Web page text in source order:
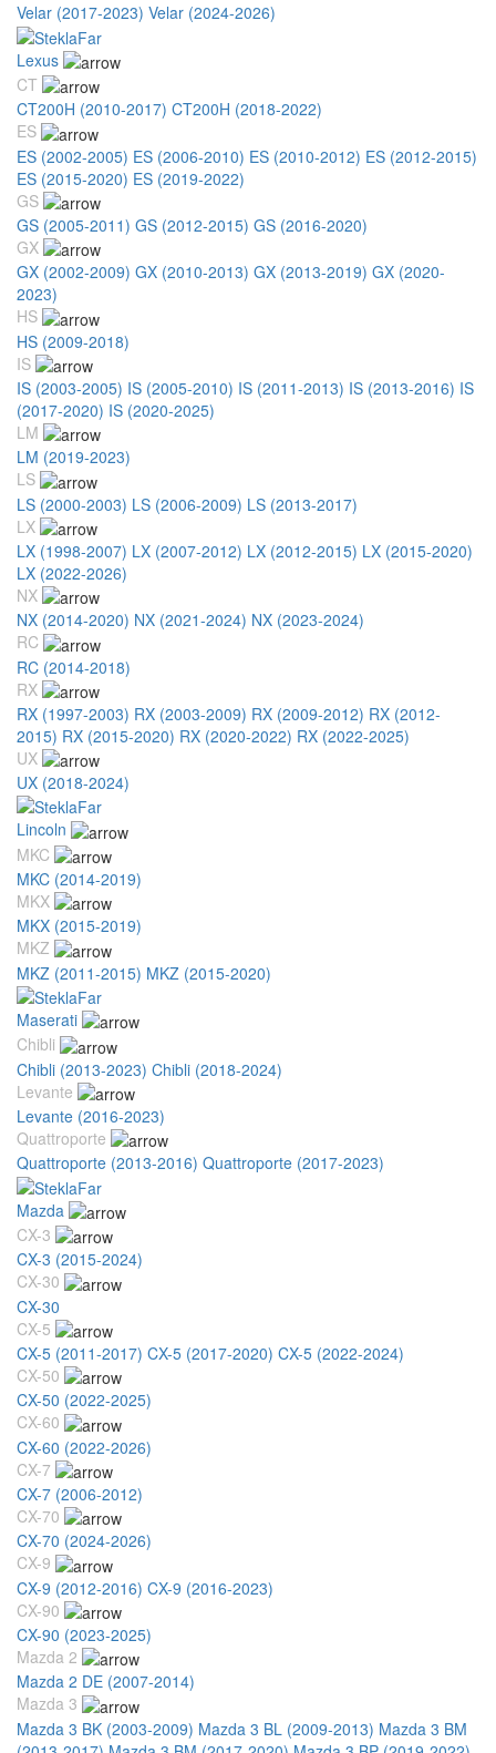
Velar (2017-2023) Velar (2024-2026)
Lexus
CT
CT200H (2010-2017) CT200H (2018-2022)
ES
ES (2002-2005) ES (2006-2010) ES (2010-2012) ES (2012-2015)
ES (2015-2020) ES (2019-2022)
GS
GS (2005-2011) GS (2012-2015) GS (2016-2020)
GX
GX (2002-2009) GX (2010-2013) GX (2013-2019) GX (2020-
2023)
HS
HS (2009-2018)
IS
IS (2003-2005) IS (2005-2010) IS (2011-2013) IS (2013-2016) IS
(2017-2020) IS (2020-2025)
LM
LM (2019-2023)
LS
LS (2000-2003) LS (2006-2009) LS (2013-2017)
LX
LX (1998-2007) LX (2007-2012) LX (2012-2015) LX (2015-2020)
LX (2022-2026)
NX
NX (2014-2020) NX (2021-2024) NX (2023-2024)
RC
RC (2014-2018)
RX
RX (1997-2003) RX (2003-2009) RX (2009-2012) RX (2012-
2015) RX (2015-2020) RX (2020-2022) RX (2022-2025)
UX
UX (2018-2024)
Lincoln
MKC
MKC (2014-2019)
MKX
MKX (2015-2019)
MKZ
MKZ (2011-2015) MKZ (2015-2020)
Maserati
Chibli
Chibli (2013-2023) Chibli (2018-2024)
Levante
Levante (2016-2023)
Quattroporte
Quattroporte (2013-2016) Quattroporte (2017-2023)
Mazda
CX-3
CX-3 (2015-2024)
CX-30
CX-30
CX-5
CX-5 (2011-2017) CX-5 (2017-2020) CX-5 (2022-2024)
CX-50
CX-50 (2022-2025)
CX-60
CX-60 (2022-2026)
CX-7
CX-7 (2006-2012)
CX-70
CX-70 (2024-2026)
CX-9
CX-9 (2012-2016) CX-9 (2016-2023)
CX-90
CX-90 (2023-2025)
Mazda 2
Mazda 2 DE (2007-2014)
Mazda 3
Mazda 3 BK (2003-2009) Mazda 3 BL (2009-2013) Mazda 3 BM